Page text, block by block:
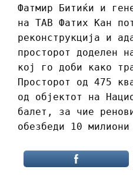
Фатмир Битиќи и
на ТАВ Фатих Кан
реконструкција и
просторот доделен
кој го доби како
Просторот од 475
од објектот на
балет, за чие
обезбеди 10